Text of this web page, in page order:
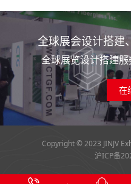
全球展会设计搭建
全球展览设计搭建
在
Copyright © 2023 JINJV
沪ICP备